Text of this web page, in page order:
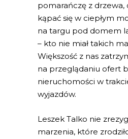
pomarańczę z drzewa,
kąpać się w ciepłym
na targu pod domem
– kto nie miał takich
Większość z nas
na przeglądaniu ofert
nieruchomości w
wyjazdów.
Leszek Talko nie
marzenia, które